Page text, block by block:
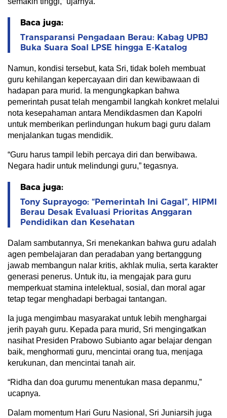
Baca juga:
Transparansi Pengadaan Berau: Kabag UPBJ
Buka Suara Soal LPSE hingga E-Katalog
Namun, kondisi tersebut, kata Sri, tidak boleh membuat
guru kehilangan kepercayaan diri dan kewibawaan di
hadapan para murid. Ia mengungkapkan bahwa
pemerintah pusat telah mengambil langkah konkret melalui
nota kesepahaman antara Mendikdasmen dan Kapolri
untuk memberikan perlindungan hukum bagi guru dalam
menjalankan tugas mendidik.
“Guru harus tampil lebih percaya diri dan berwibawa.
Negara hadir untuk melindungi guru,” tegasnya.
Baca juga:
Tony Suprayogo: “Pemerintah Ini Gagal”, HIPMI
Berau Desak Evaluasi Prioritas Anggaran
Pendidikan dan Kesehatan
Dalam sambutannya, Sri menekankan bahwa guru adalah
agen pembelajaran dan peradaban yang bertanggung
jawab membangun nalar kritis, akhlak mulia, serta karakter
generasi penerus. Untuk itu, ia mengajak para guru
memperkuat stamina intelektual, sosial, dan moral agar
tetap tegar menghadapi berbagai tantangan.
Ia juga mengimbau masyarakat untuk lebih menghargai
jerih payah guru. Kepada para murid, Sri mengingatkan
nasihat Presiden Prabowo Subianto agar belajar dengan
baik, menghormati guru, mencintai orang tua, menjaga
kerukunan, dan mencintai tanah air.
“Ridha dan doa gurumu menentukan masa depanmu,”
ucapnya.
Dalam momentum Hari Guru Nasional, Sri Juniarsih juga